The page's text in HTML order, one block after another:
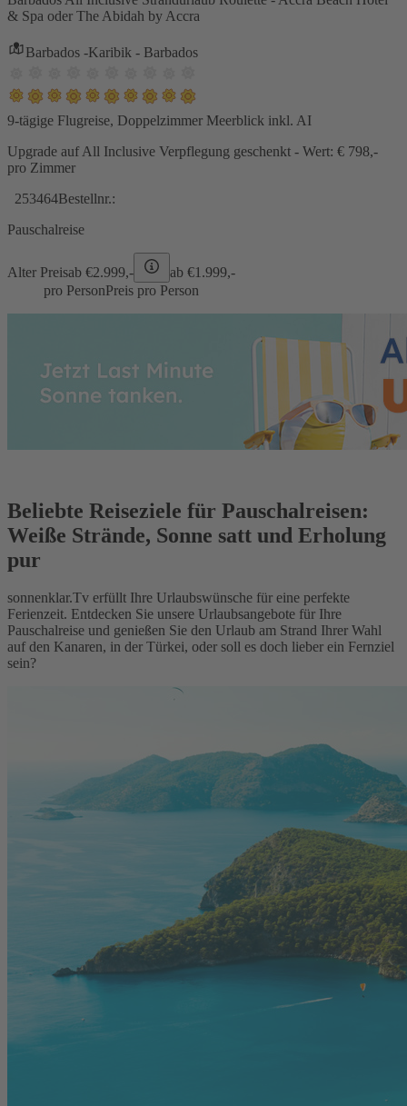
& Spa oder The Abidah by Accra
Barbados -Karibik - Barbados
9-tägige Flugreise, Doppelzimmer Meerblick inkl. AI
Upgrade auf All Inclusive Verpflegung geschenkt - Wert: € 798,-
pro Zimmer
253464Bestellnr.:
Pauschalreise
Alter Preisab €2.999,- ab €1.999,-
pro PersonPreis pro Person
Beliebte Reiseziele für Pauschalreisen:
Weiße Strände, Sonne satt und Erholung
pur
sonnenklar.Tv erfüllt Ihre Urlaubswünsche für eine perfekte
Ferienzeit. Entdecken Sie unsere Urlaubsangebote für Ihre
Pauschalreise und genießen Sie den Urlaub am Strand Ihrer Wahl
auf den Kanaren, in der Türkei, oder soll es doch lieber ein Fernziel
sein?